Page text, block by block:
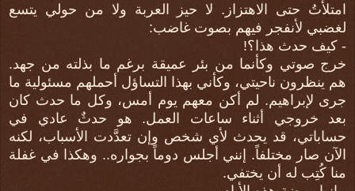
امتلأتُ حتى الاهتزاز. لا حيز العربة ولا من حولي يتسع
لغضبي لأنفجر فيهم بصوت غاضب:
- كيف حدث هذا؟!
خرج صوتي وكأنما من بئر عميقة برغم ما بذلته من جهد.
هم ينظرون ناحيتي، وكأني بهذا التساؤل أحملهم مسئولية ما
جرى لإبراهيم. لم أكن معهم يوم أمس، وكل ما حدث كان
بعد خروجي أثناء ساعات العمل. هو حدثٌ عادي في
حساباتي، قد يحدث لأي شخص وإن تعدَّدت الأسباب، لكنه
الآن صار مختلفاً. إنني أجلس دوماً بجواره.. وهكذا في غفلة
منا كُتِب له أن يختفي.